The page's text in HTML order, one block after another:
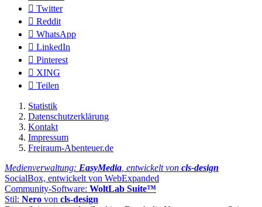
Twitter
Reddit
WhatsApp
LinkedIn
Pinterest
XING
Teilen
Statistik
Datenschutzerklärung
Kontakt
Impressum
Freiraum-Abenteuer.de
Medienverwaltung: EasyMedia , entwickelt von cls-design
SocialBox, entwickelt von WebExpanded
Community-Software: WoltLab Suite™
Stil: Nero von cls-design